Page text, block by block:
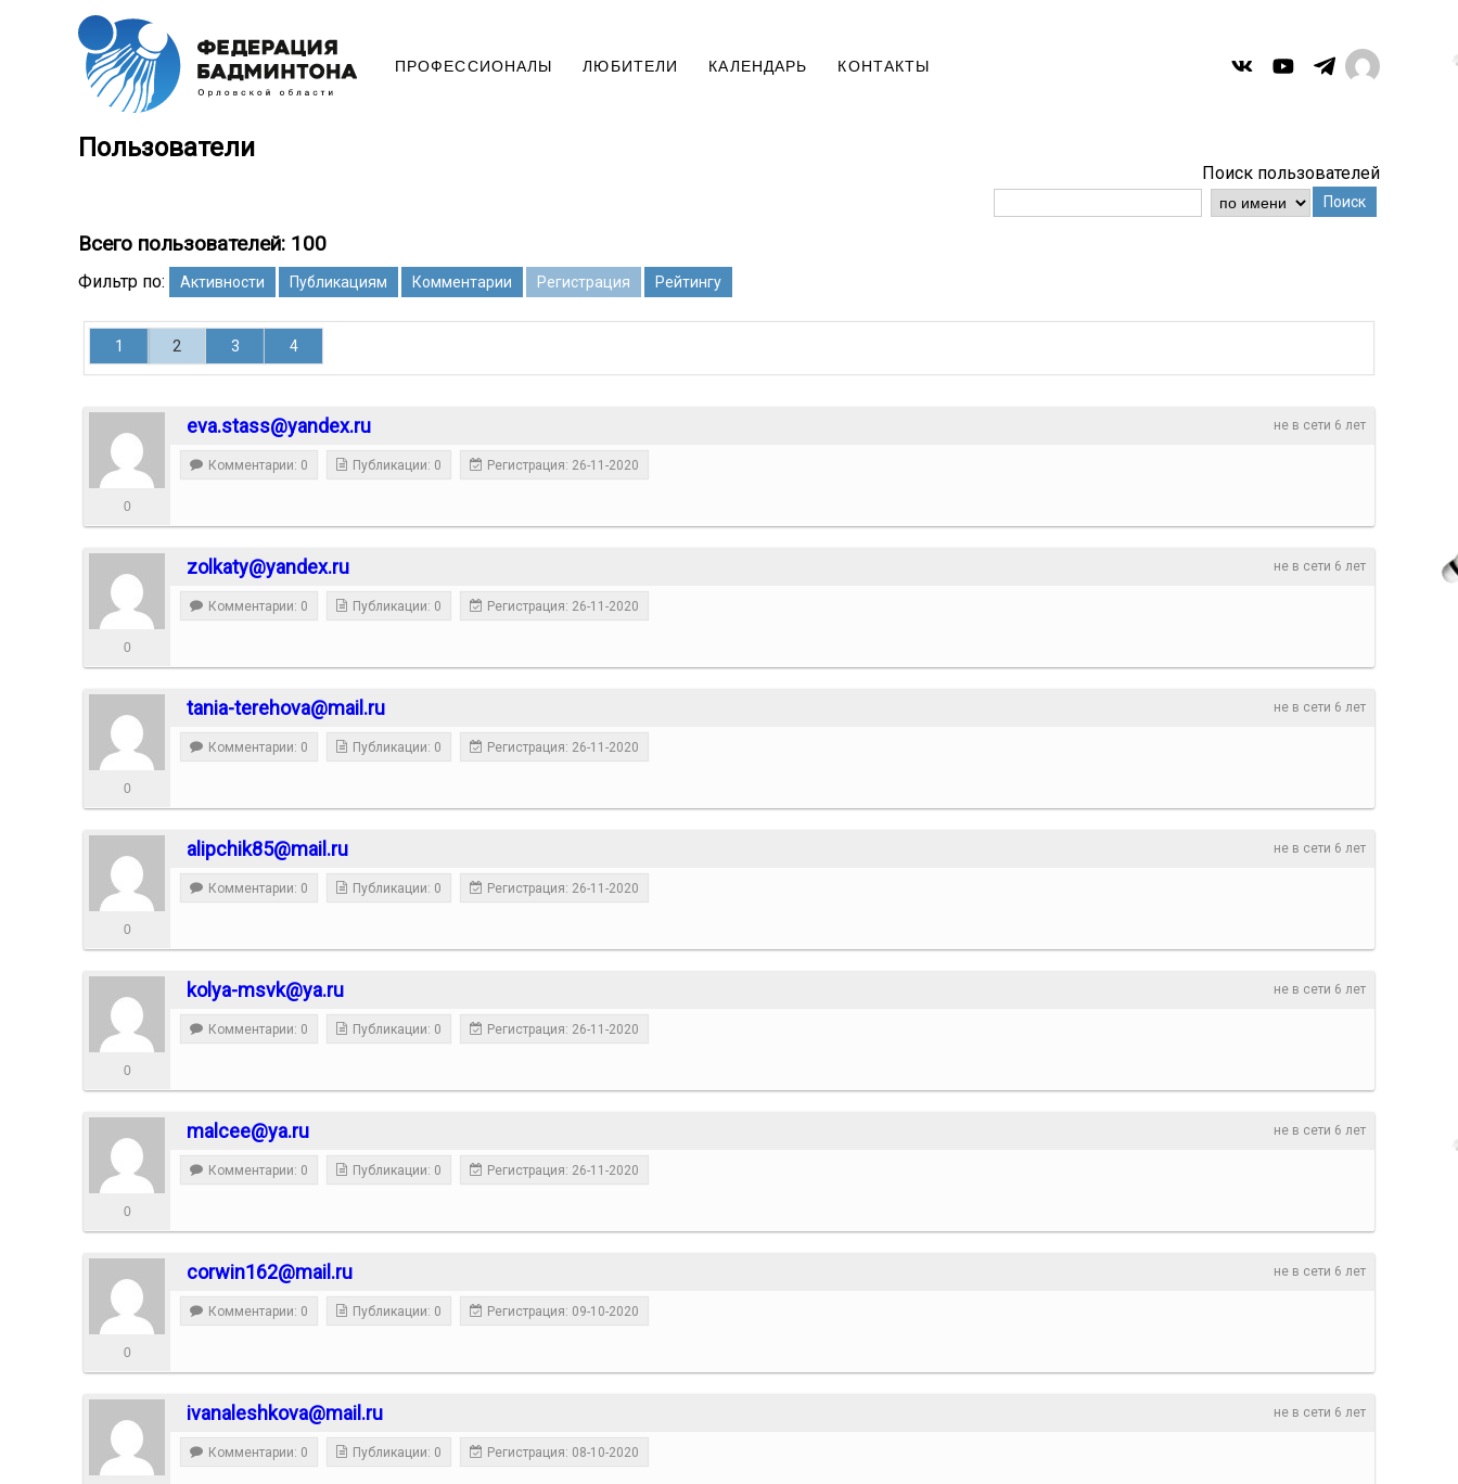
ПРОФЕССИОНАЛЫ ЛЮБИТЕЛИ КАЛЕНДАРЬ КОНТАКТЫ
Пользователи
Поиск пользователей
Поиск
Всего пользователей: 100
Фильтр по: Активности Публикациям Комментарии Регистрация Рейтингу
1 2 3 4
не в сети 6 лет
eva.stass@yandex.ru
0
Комментарии: 0 Публикации: 0 Регистрация: 26-11-2020
не в сети 6 лет
zolkaty@yandex.ru
0
Комментарии: 0 Публикации: 0 Регистрация: 26-11-2020
не в сети 6 лет
tania-terehova@mail.ru
0
Комментарии: 0 Публикации: 0 Регистрация: 26-11-2020
не в сети 6 лет
alipchik85@mail.ru
0
Комментарии: 0 Публикации: 0 Регистрация: 26-11-2020
не в сети 6 лет
kolya-msvk@ya.ru
0
Комментарии: 0 Публикации: 0 Регистрация: 26-11-2020
не в сети 6 лет
malcee@ya.ru
0
Комментарии: 0 Публикации: 0 Регистрация: 26-11-2020
не в сети 6 лет
corwin162@mail.ru
0
Комментарии: 0 Публикации: 0 Регистрация: 09-10-2020
не в сети 6 лет
ivanaleshkova@mail.ru
Комментарии: 0 Публикации: 0 Регистрация: 08-10-2020